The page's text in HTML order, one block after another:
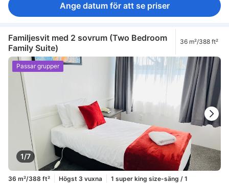
Ange datum för att se priser
Familjesvit med 2 sovrum (Two Bedroom
Family Suite)
36 m²/388 ft²
1/7
Passar grupper
36 m²/388 ft² Högst 3 vuxna
1 super king size-säng / 1